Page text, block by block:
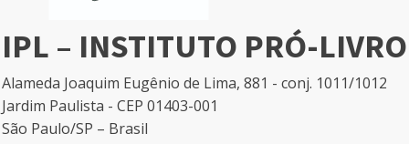
IPL – INSTITUTO PRÓ-LIVRO
Alameda Joaquim Eugênio de Lima, 881 - conj. 1011/1012
Jardim Paulista - CEP 01403-001
São Paulo/SP – Brasil